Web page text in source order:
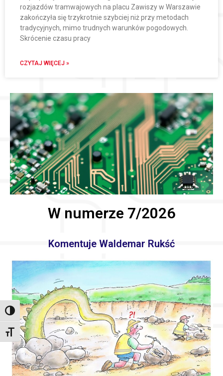
Toggle High Contrast
Toggle Font size
rozjazdów tramwajowych na placu Zawiszy w Warszawie
zakończyła się trzykrotnie szybciej niż przy metodach
tradycyjnych, mimo trudnych warunków pogodowych.
Skrócenie czasu pracy
CZYTAJ WIĘCEJ »
W numerze 7/2026
Komentuje Waldemar Rukść